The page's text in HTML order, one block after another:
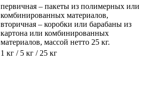
первичная – пакеты из полимерных или
комбинированных материалов,
вторичная – коробки или барабаны из
картона или комбинированных
материалов, массой нетто 25 кг.
1 кг / 5 кг / 25 кг